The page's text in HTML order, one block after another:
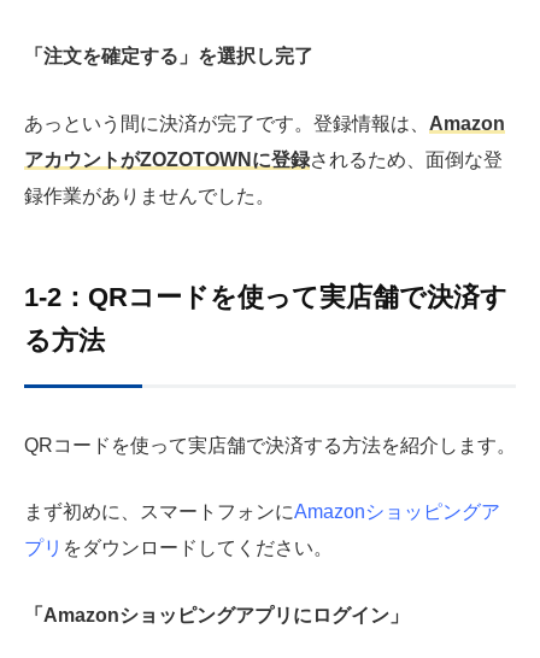
「注文を確定する」を選択し完了
あっという間に決済が完了です。登録情報は、 Amazon
アカウントがZOZOTOWNに登録されるため、面倒な登
録作業がありませんでした。
1-2：QRコードを使って実店舗で決済す
る方法
QRコードを使って実店舗で決済する方法を紹介します。
まず初めに、スマートフォンにAmazonショッピングア
プリ をダウンロードしてください。
「Amazonショッピングアプリにログイン」